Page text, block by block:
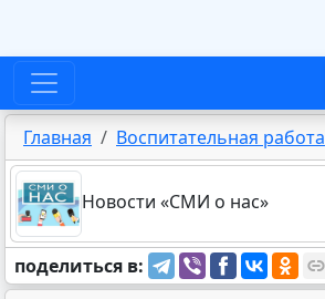
Главная Воспитательная работа
Новости «СМИ о нас»
поделиться в: